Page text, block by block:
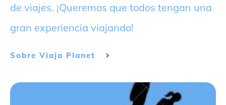
de viajes. ¡Queremos que todos tengan una
gran experiencia viajando!
Sobre Viaja Planet